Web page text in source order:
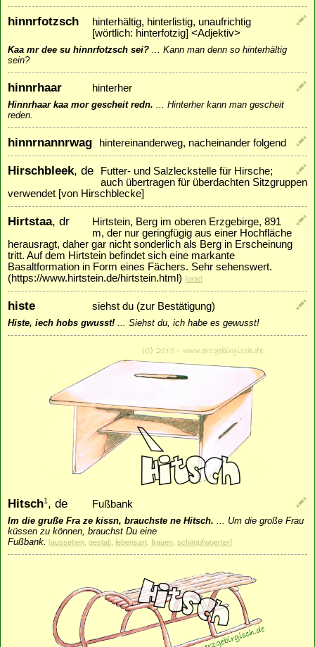
hinnrfotzsch
hinterhältig, hinterlistig, unaufrichtig
[wörtlich: hinterfotzig] <Adjektiv>
Kaa mr dee su hinnrfotzsch sei?
Kann man denn so hinterhältig
sein?
hinnrhaar hinterher
Hinnrhaar kaa mor gescheit redn.
Hinterher kann man gescheit
reden.
hinnrnannrwag hintereinanderweg, nacheinander folgend
Hirschbleek, de
Futter- und Salzleckstelle für Hirsche;
auch übertragen für überdachten Sitzgruppen
verwendet [von Hirschblecke]
Hirtstaa, dr
Hirtstein, Berg im oberen Erzgebirge, 891
m, der nur geringfügig aus einer Hochfläche
herausragt, daher gar nicht sonderlich als Berg in Erscheinung
tritt. Auf dem Hirtstein befindet sich eine markante
Basaltformation in Form eines Fächers. Sehr sehenswert.
(https://www.hirtstein.de/hirtstein.html) [orte]
histe siehst du (zur Bestätigung)
Histe, iech hobs gwusst! Siehst du, ich habe es gewusst!
Hitsch1, de Fußbank
Im die gruße Fra ze kissn, brauchste ne Hitsch. ... Um die große Frau
küssen zu können, brauchst Du eine
Fußbank. [aussehen, gestalt, lebensart, frauen, schimpfwoerter]